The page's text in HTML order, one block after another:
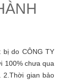
bị do CÔNG TY
100% chưa qua
2.Thời gian bảo